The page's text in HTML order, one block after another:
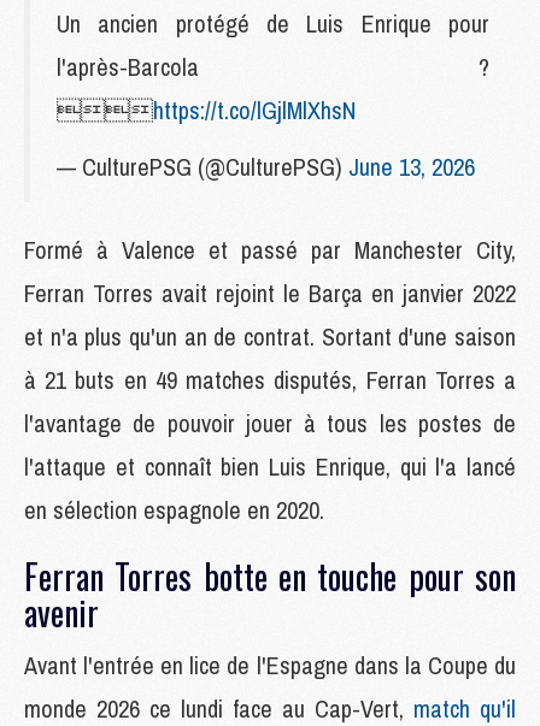
Un ancien protégé de Luis Enrique pour
l'après-Barcola ?
https://t.co/lGjlMlXhsN
— CulturePSG (@CulturePSG) June 13, 2026
Formé à Valence et passé par Manchester City,
Ferran Torres avait rejoint le Barça en janvier 2022
et n'a plus qu'un an de contrat. Sortant d'une saison
à 21 buts en 49 matches disputés, Ferran Torres a
l'avantage de pouvoir jouer à tous les postes de
l'attaque et connaît bien Luis Enrique, qui l'a lancé
en sélection espagnole en 2020.
Ferran Torres botte en touche pour son
avenir
Avant l'entrée en lice de l'Espagne dans la Coupe du
monde 2026 ce lundi face au Cap-Vert, match qu'il